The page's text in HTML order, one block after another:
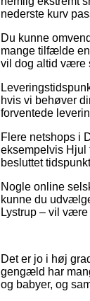
nederste kurv
Du kunne
mange tilfælde
vil dog altid være
hvis vi behøver
forventede
Flere netshops i
eksempelvis Hjul
besluttet
Nogle online
kunne du
Lystrup – vil
Det er jo i høj
gengæld har
og babyer, og